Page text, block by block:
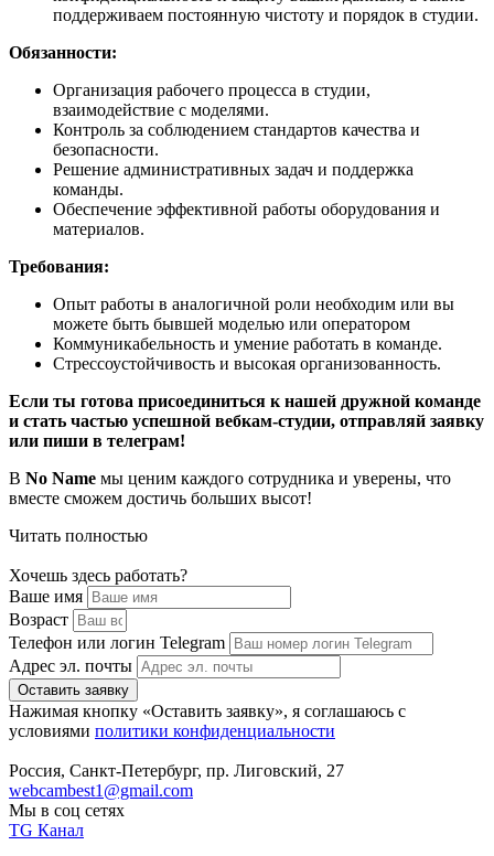
поддерживаем постоянную чистоту и порядок в студии.
Обязанности:
Организация рабочего процесса в студии,
взаимодействие с моделями.
Контроль за соблюдением стандартов качества и
безопасности.
Решение административных задач и поддержка
команды.
Обеспечение эффективной работы оборудования и
материалов.
Требования:
Опыт работы в аналогичной роли необходим или вы
можете быть бывшей моделью или оператором
Коммуникабельность и умение работать в команде.
Стрессоустойчивость и высокая организованность.
Если ты готова присоединиться к нашей дружной команде
и стать частью успешной вебкам-студии, отправляй заявку
или пиши в телеграм!
В No Name мы ценим каждого сотрудника и уверены, что
вместе сможем достичь больших высот!
Читать полностью
Хочешь здесь работать?
Ваше имя
Возраст
Телефон или логин Telegram
Адрес эл. почты
Оставить заявку
Нажимая кнопку «Оставить заявку», я соглашаюсь с
условиями политики конфиденциальности
Россия, Санкт-Петербург, пр. Лиговский, 27
webcambest1@gmail.com
Мы в соц сетях
TG Канал